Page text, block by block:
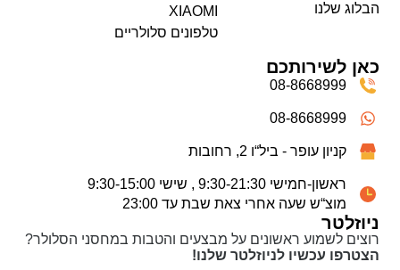
ניוזלטר
רוצים לשמוע ראשונים על מבצעים והטבות במחסני הסלולר?
הצטרפו עכשיו לניוזלטר שלנו!
הבלוג שלנו
XIAOMI
טלפונים סלולריים
כאן לשירותכם
08-8668999
08-8668999
קניון עופר - ביל“ו 2, רחובות
ראשון-חמישי 9:30-21:30 , שישי 9:30-15:00
מוצ“ש שעה אחרי צאת שבת עד 23:00